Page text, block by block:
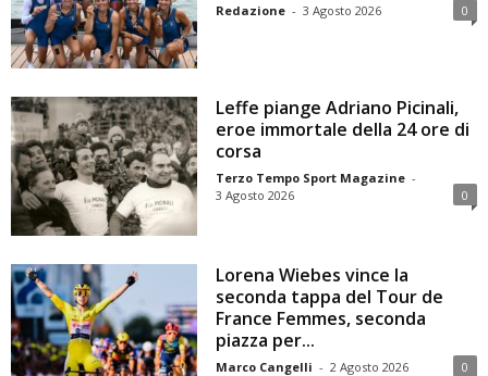
Redazione - 3 Agosto 2026 0
Leffe piange Adriano Picinali,
eroe immortale della 24 ore di
corsa
Terzo Tempo Sport Magazine -
3 Agosto 2026
0
Lorena Wiebes vince la
seconda tappa del Tour de
France Femmes, seconda
piazza per...
Marco Cangelli - 2 Agosto 2026 0